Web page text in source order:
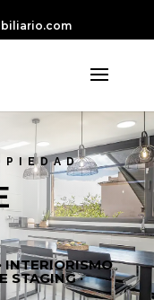
INTERIORISMO
STAGING ·